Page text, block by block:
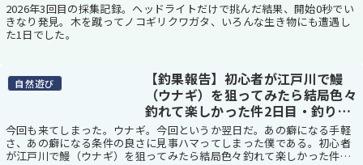
2026年3回目の採集記録。ヘッドライトだけで挑んだ結果、開始0秒でい
きなり発見。木を蹴ってノコギリクワガタ、いろんな生き物にも遭遇し
た1日でした。
自然遊び
【釣果報告】初心者が江戸川で鰻
（ウナギ）を狙ってみたら結局色々
釣れて楽しかった件2日目・釣り方
や仕掛けも
今回も来てしまった。ウナギ。今回というか翌日だ。あの癖になる手軽
さ、あの癖になる条件の良さに見事ハマってしまった僕である。初心者
が江戸川で鰻（ウナギ）を狙ってみたら結局色々釣れて楽しかった件・2